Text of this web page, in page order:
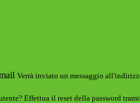
Verrà inviato un messaggio
Effettua il reset della password